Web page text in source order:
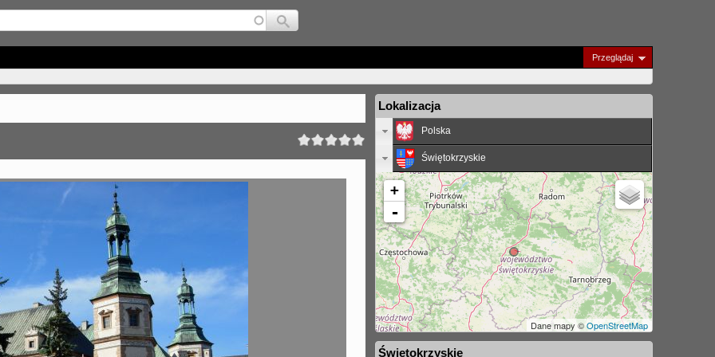
Jump to navigation
Przeglądaj
Lokalizacja
Polska
Świętokrzyskie
+
-
Dane mapy ©OpenStreetMap
Świętokrzyskie